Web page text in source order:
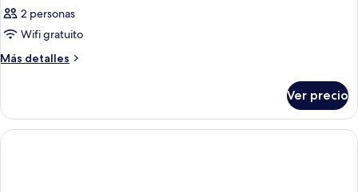
2 personas
Wifi gratuito
Más detalles
Más
Ver precio